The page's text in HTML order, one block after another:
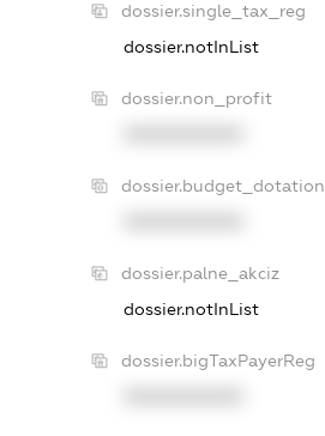
dossier.single_tax_reg
dossier.notInList
dossier.non_profit
dossier.budget_dotation
dossier.palne_akciz
dossier.notInList
dossier.bigTaxPayerReg